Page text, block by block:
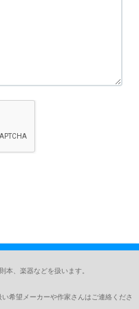
、楽器などを扱います。
希望メーカーや作家さんはご連絡くださ